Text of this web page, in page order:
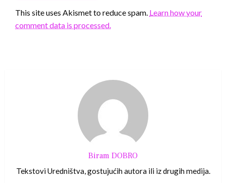
This site uses Akismet to reduce spam. Learn how your
comment data is processed.
Biram DOBRO
Tekstovi Uredništva, gostujućih autora ili iz drugih medija.